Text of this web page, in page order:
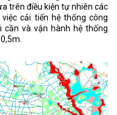
trên điều kiện tự nhiên các
cải tiến hệ thống công
và vận hành hệ thống